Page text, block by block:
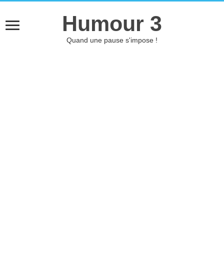
Humour 3
Quand une pause s'impose !